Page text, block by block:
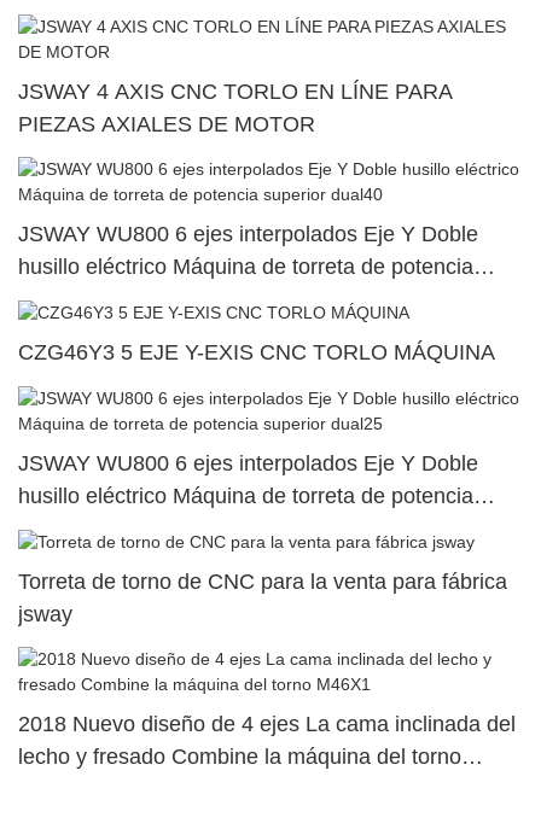
superior dual110
JSWAY 4 AXIS CNC TORLO EN LÍNE PARA
PIEZAS AXIALES DE MOTOR
JSWAY WU800 6 ejes interpolados Eje Y Doble
husillo eléctrico Máquina de torreta de potencia
superior dual40
CZG46Y3 5 EJE Y-EXIS CNC TORLO MÁQUINA
JSWAY WU800 6 ejes interpolados Eje Y Doble
husillo eléctrico Máquina de torreta de potencia
superior dual25
Torreta de torno de CNC para la venta para fábrica
jsway
2018 Nuevo diseño de 4 ejes La cama inclinada del
lecho y fresado Combine la máquina del torno